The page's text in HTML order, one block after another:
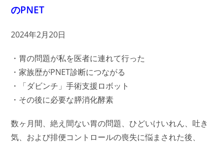
のPNET
2024年2月20日
・胃の問題が私を医者に連れて行った
・家族歴がPNET診断につながる
・「ダビンチ」手術支援ロボット
・その後に必要な膵消化酵素
数ヶ月間、絶え間ない胃の問題、ひどいけいれん、吐き
気、および排便コントロールの喪失に悩まされた後、